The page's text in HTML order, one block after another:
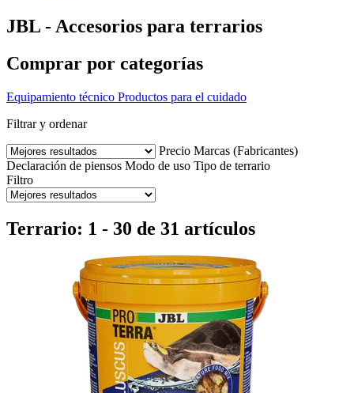
JBL - Accesorios para terrarios
Comprar por categorías
Equipamiento técnico Productos para el cuidado
Filtrar y ordenar
Precio Marcas (Fabricantes)
Declaración de piensos Modo de uso Tipo de terrario
Filtro
Terrario: 1 - 30 de 31 artículos